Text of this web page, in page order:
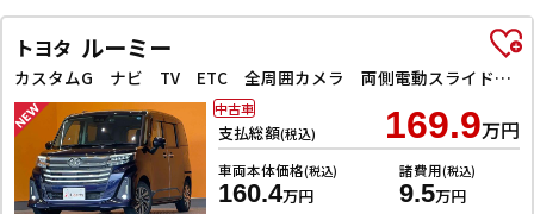
トヨタ ルーミー
カスタムG ナビ TV ETC 全周囲カメラ 両側電動スライドドア クリアランスソナー オートクルーズコントロール 衝突被害軽減システム アルミホイール オートライト LEDヘッドランプ
支払総額(税込) 169.9万円
車両本体価格(税込)
160.4万円
諸費用(税込)
9.5万円
中古車